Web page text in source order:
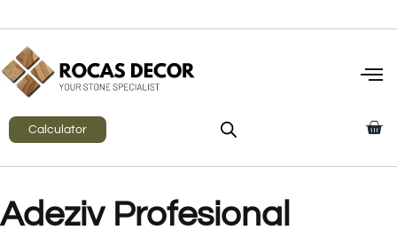
Calculator
Adeziv Profesional